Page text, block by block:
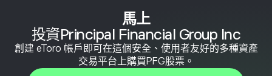
馬上
投資Principal Financial Group Inc
創建 eToro 帳戶即可在這個安全、使用者友好的多種資產
交易平台上購買PFG股票。